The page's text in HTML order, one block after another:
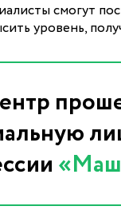
смогут
уровень,